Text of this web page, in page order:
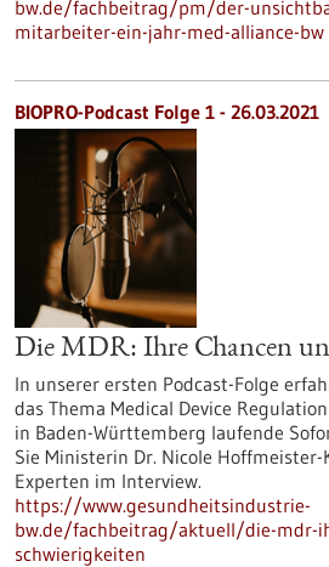
bw.de/fachbeitrag/pm/der-
mitarbeiter-ein-jahr-med-alliance-bw
BIOPRO-Podcast Folge 1 - 26.03.2021
Die MDR: Ihre Chancen
In unserer ersten Podcast-Folge
das Thema Medical Device
in Baden-Württemberg laufende
Sie Ministerin Dr. Nicole
Experten im Interview.
https://www.gesundheitsindustrie-
bw.de/fachbeitrag/aktuell/die-mdr-
schwierigkeiten